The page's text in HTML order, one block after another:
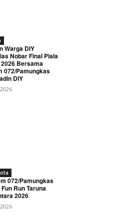
Warga DIY
Nobar Final Piala
2026 Bersama
072/Pamungkas
DIY
072/Pamungkas
Run Taruna
2026